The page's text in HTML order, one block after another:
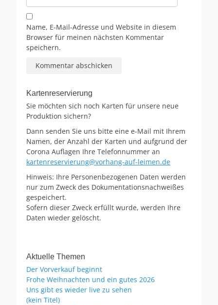
Name, E-Mail-Adresse und Website in diesem
Browser für meinen nächsten Kommentar
speichern.
Kartenreservierung
Sie möchten sich noch Karten für unsere neue
Produktion sichern?
Dann senden Sie uns bitte eine e-Mail mit Ihrem
Namen, der Anzahl der Karten und aufgrund der
Corona Auflagen Ihre Telefonnummer an
kartenreservierung@vorhang-auf-leimen.de
Hinweis: Ihre Personenbezogenen Daten werden
nur zum Zweck des Dokumentationsnachweißes
gespeichert.
Sofern dieser Zweck erfüllt wurde, werden Ihre
Daten wieder gelöscht.
Aktuelle Themen
Der Vorverkauf beginnt
Frohe Weihnachten und ein gutes 2026
Uns gibt es wieder live zu sehen
(kein Titel)